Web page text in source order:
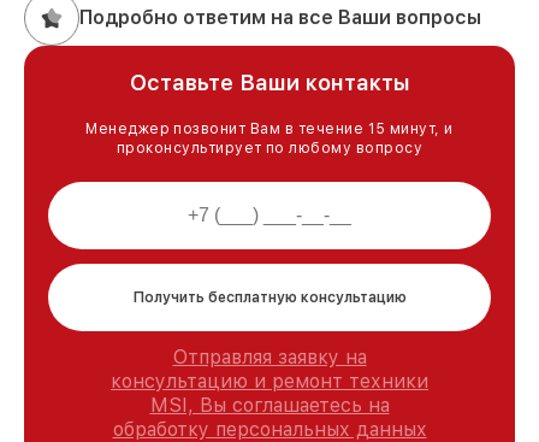
Подробно ответим на все Ваши вопросы
Оставьте Ваши контакты
Менеджер позвонит Вам в течение 15 минут, и
проконсультирует по любому вопросу
Получить бесплатную консультацию
Отправляя заявку на
консультацию и ремонт техники
MSI, Вы соглашаетесь на
обработку персональных данных